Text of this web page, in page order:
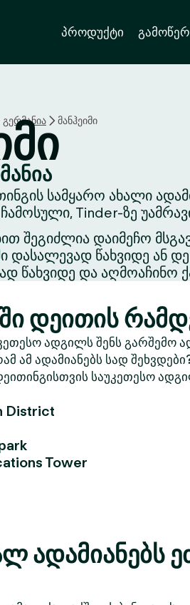
პროდუქტი
გერმანია მანჰეიმი
სამყარო ახალი
Tinder-ზე
შეგიძლია დაიმეჩო
წახვიდე ან
წახვიდე და აღმოაჩინო
დეითის
ადგილს შენს გარშემო
ამ ადამიანებს სად
საუკეთესო
District
Tower
ადამიანებს